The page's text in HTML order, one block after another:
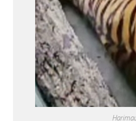
Persebaya
Piala Presiden
Stadion Kapten I Wayan Dipta
Daftar Lengkap
Penghargaan Piala
Presiden
2026,Persebaya Juara